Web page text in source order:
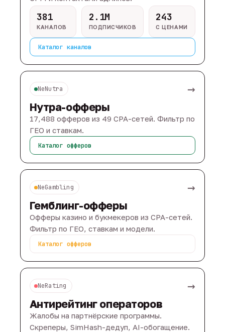
381
КАНАЛОВ
2.1M
ПОДПИСЧИКОВ
243
С ЦЕНАМИ
Каталог каналов
NeNutra →
Нутра-офферы
17,488 офферов из 49 CPA-сетей. Фильтр по
ГЕО и ставкам.
Каталог офферов
NeGambling →
Гемблинг-офферы
Офферы казино и букмекеров из CPA-сетей.
Фильтр по ГЕО, ставкам и модели.
Каталог офферов
NeRating →
Антирейтинг операторов
Жалобы на партнёрские программы.
Скреперы, SimHash-дедуп, AI-обогащение.